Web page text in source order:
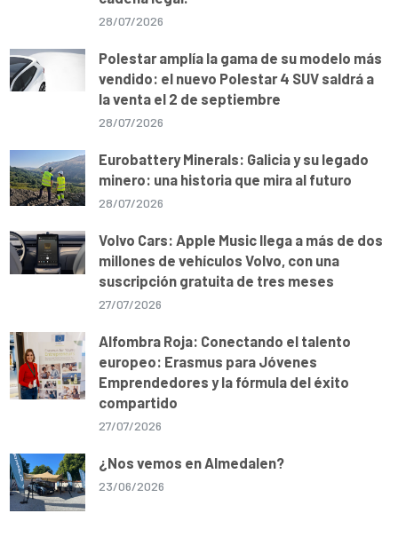
28/07/2026
Polestar amplía la gama de su modelo más
vendido: el nuevo Polestar 4 SUV saldrá a
la venta el 2 de septiembre
28/07/2026
Eurobattery Minerals: Galicia y su legado
minero: una historia que mira al futuro
28/07/2026
Volvo Cars: Apple Music llega a más de dos
millones de vehículos Volvo, con una
suscripción gratuita de tres meses
27/07/2026
Alfombra Roja: Conectando el talento
europeo: Erasmus para Jóvenes
Emprendedores y la fórmula del éxito
compartido
27/07/2026
¿Nos vemos en Almedalen?
23/06/2026